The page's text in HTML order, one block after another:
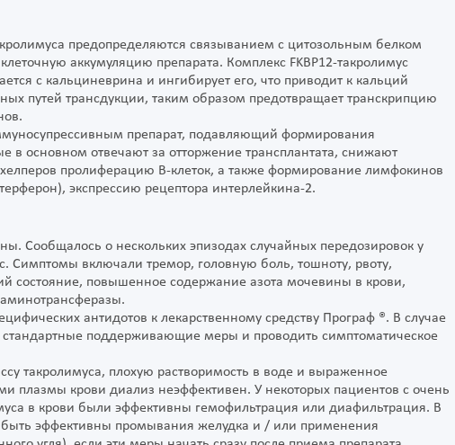
предопределяются связыванием с цитозольным белком
аккумуляцию препарата. Комплекс FKBP12-такролимус
с кальциневрина и ингибирует его, что приводит к кальций
путей трансдукции, таким образом предотвращает транскрипцию
препарат, подавляющий формирования
в основном отвечают за отторжение трансплантата, снижают
пролиферацию В-клеток, а также формирование лимфокинов
экспрессию рецептора интерлейкина-2.
Сообщалось о нескольких эпизодах случайных передозировок у
Симптомы включали тремор, головную боль, тошноту, рвоту,
состояние, повышенное содержание азота мочевины в крови,
антидотов к лекарственному средству Програф ®. В случае
поддерживающие меры и проводить симптоматическое
такролимуса, плохую растворимость в воде и выраженное
плазмы крови диализ неэффективен. У некоторых пациентов с очень
в крови были эффективны гемофильтрация или диафильтрация. В
быть эффективны промывания желудка и / или применения